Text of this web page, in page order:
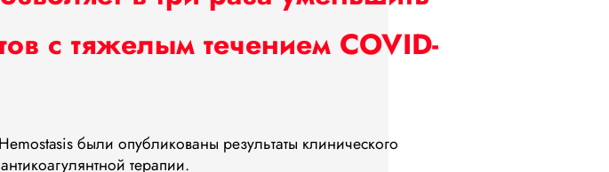
с тяжелым течением COVID-
были опубликованы результаты клинического
терапии.